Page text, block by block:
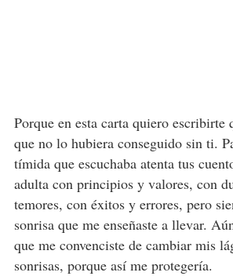
Porque en esta carta quiero escribirte
que no lo hubiera conseguido sin ti.
tímida que escuchaba atenta tus
adulta con principios y valores, con
temores, con éxitos y errores, pero
sonrisa que me enseñaste a llevar.
que me convenciste de cambiar mis
sonrisas, porque así me protegería.